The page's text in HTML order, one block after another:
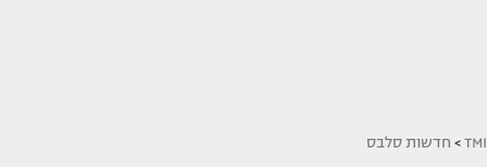
TMI
> חדשות סלבס